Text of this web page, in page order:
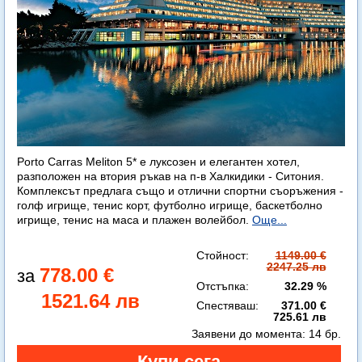
Porto Carras Meliton 5* е луксозен и елегантен хотел,
разположен на втория ръкав на п-в Халкидики - Ситония.
Комплексът предлага също и отлични спортни съоръжения -
голф игрище, тенис корт, футболно игрище, баскетболно
игрище, тенис на маса и плажен волейбол. Още...
778.00 €
1521.64 лв
Стойност:
1149.00 €
2247.25 лв
Отстъпка:
32.29 %
Спестяваш:
371.00 €
725.61 лв
Заявени до момента: 14 бр.